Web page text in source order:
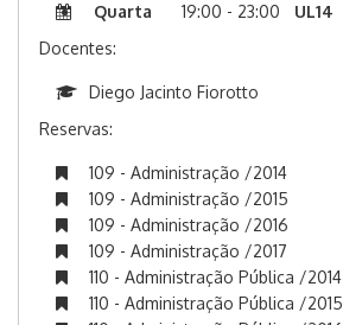
Quarta 19:00 - 23:00
UL14
Docentes:
Diego Jacinto Fiorotto
Reservas:
109 - Administração /2014
109 - Administração /2015
109 - Administração /2016
109 - Administração /2017
110 - Administração Pública /2014
110 - Administração Pública /2015